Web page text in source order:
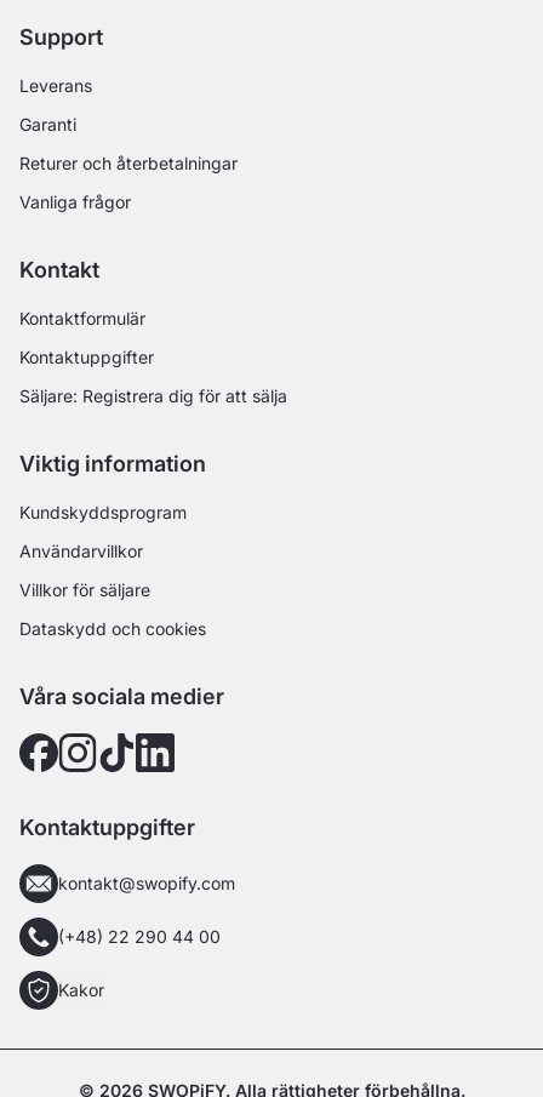
Support
Leverans
Garanti
Returer och återbetalningar
Vanliga frågor
Kontakt
Kontaktformulär
Kontaktuppgifter
Säljare: Registrera dig för att sälja
Viktig information
Kundskyddsprogram
Användarvillkor
Villkor för säljare
Dataskydd och cookies
Våra sociala medier
Kontaktuppgifter
kontakt@swopify.com
(+48) 22 290 44 00
Kakor
© 2026 SWOPiFY. Alla rättigheter förbehållna.